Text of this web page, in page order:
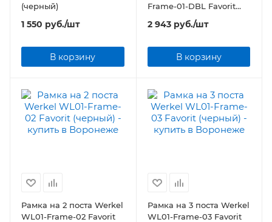
(черный)
1 550 руб./шт
В корзину
Frame-01-DBL Favorit
2 943руб./шт
В корзину
Рамка на 2 поста Werkel
WL01-Frame-02 Favorit
Рамка на 3 поста Werkel
WL01-Frame-03 Favorit